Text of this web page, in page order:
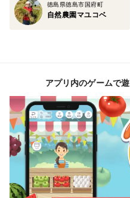
▶どんな方へ？使い方は？
ている方にもぜひ試して
しっかりと納得のできる
た。
・準強力粉を検索などで
やフランスパン」とよく
はありません！
様々なパンやピザにもば
徳島県徳島市国府町
自然農園マユコベ
アプリ内のゲームで